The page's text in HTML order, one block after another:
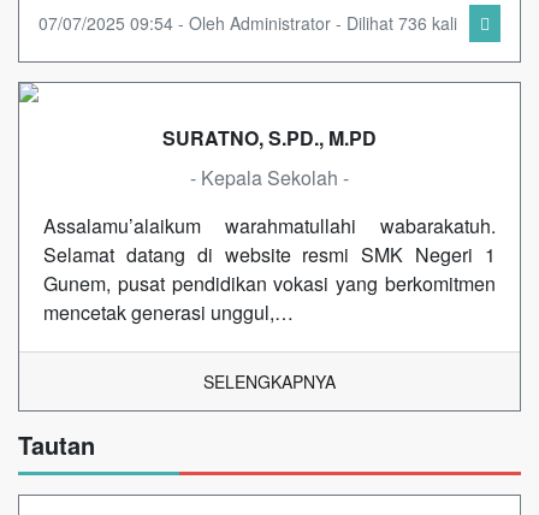
07/07/2025 09:54 - Oleh Administrator - Dilihat 736 kali
SURATNO, S.PD., M.PD
- Kepala Sekolah -
Assalamu’alaikum warahmatullahi wabarakatuh.
Selamat datang di website resmi SMK Negeri 1
Gunem, pusat pendidikan vokasi yang berkomitmen
mencetak generasi unggul,…
SELENGKAPNYA
Tautan